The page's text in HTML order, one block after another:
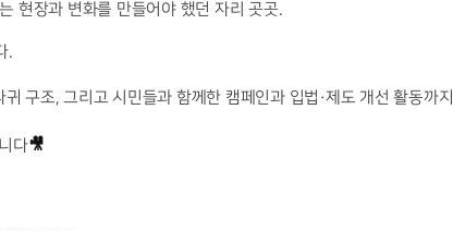
현장과 변화를 만들어야 했던 자리 곳곳.
.
구조, 그리고 시민들과 함께한 캠페인과 입법·제도 개선 활동까
다🎥